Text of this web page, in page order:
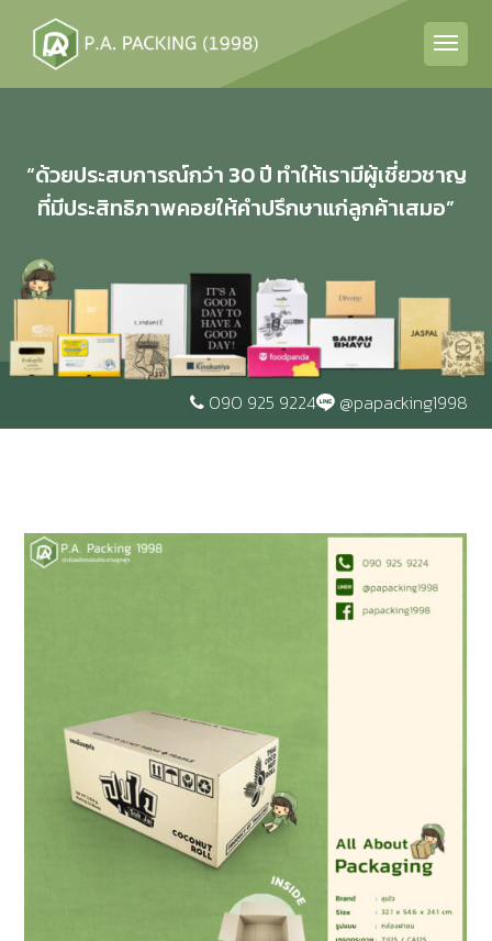
“ด้วยประสบการณ์กว่า 30 ปี ทำให้เรามีผู้เชี่ยวชาญ
ที่มีประสิทธิภาพคอยให้คำปรึกษาแก่ลูกค้าเสมอ”
090 925 9224 @papacking1998